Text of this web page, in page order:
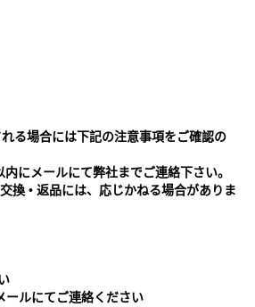
る場合には下記の注意事項をご確認の
内にメールにて弊社までご連絡下さい。
換 • 返品には、応じかねる場合がありま
ールにてご連絡ください